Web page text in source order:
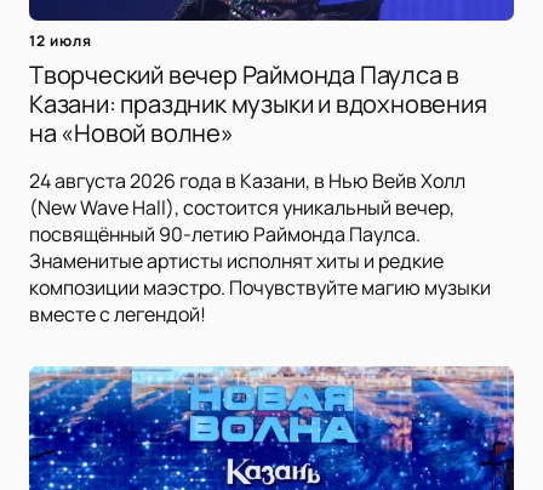
12 июля
Творческий вечер Раймонда Паулса в
Казани: праздник музыки и вдохновения
на «Новой волне»
24 августа 2026 года в Казани, в Нью Вейв Холл
(New Wave Hall), состоится уникальный вечер,
посвящённый 90-летию Раймонда Паулса.
Знаменитые артисты исполнят хиты и редкие
композиции маэстро. Почувствуйте магию музыки
вместе с легендой!